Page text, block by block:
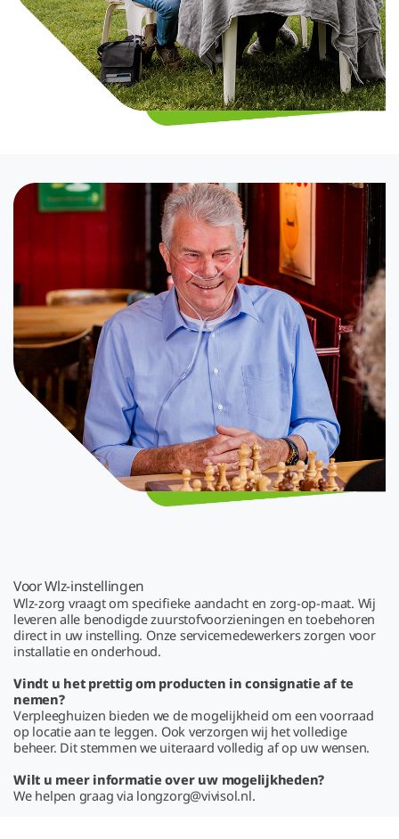
Voor Wlz-instellingen
Wlz-zorg vraagt om specifieke aandacht en zorg-op-maat. Wij
leveren alle benodigde zuurstofvoorzieningen en toebehoren
direct in uw instelling. Onze servicemedewerkers zorgen voor
installatie en onderhoud.
Vindt u het prettig om producten in consignatie af te
nemen?
Verpleeghuizen bieden we de mogelijkheid om een voorraad
op locatie aan te leggen. Ook verzorgen wij het volledige
beheer. Dit stemmen we uiteraard volledig af op uw wensen.
Wilt u meer informatie over uw mogelijkheden?
We helpen graag via longzorg@vivisol.nl.